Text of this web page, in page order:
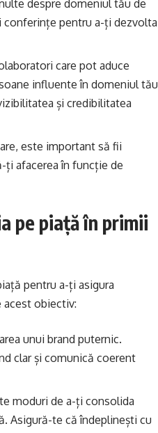
despre domeniul tău de
conferințe pentru a-ți dezvolta
care pot aduce
influente în domeniul tău
și credibilitatea
este important să fii
ți afacerea în funcție de
pe piață în primii
pentru a-ți asigura
acest obiectiv:
unui brand puternic.
clar și comunică coerent
moduri de a-ți consolida
Asigură-te că îndeplinești cu